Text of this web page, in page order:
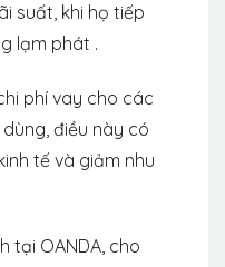
suất, khi họ tiếp
lạm phát .
phí vay cho các
điều này có
tế và giảm nhu
tại OANDA, cho